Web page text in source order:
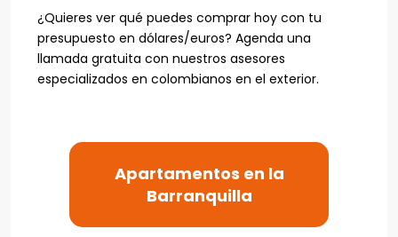
¿Quieres ver qué puedes comprar hoy con tu
presupuesto en dólares/euros? Agenda una
llamada gratuita con nuestros asesores
especializados en colombianos en el exterior.
Apartamentos en la
Barranquilla